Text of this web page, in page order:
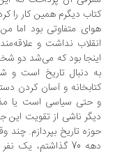
دیگرم همین کار را کرد.
متفاوتی بود اما من به
نداشت و علاقه‌مندی‌اش
بود که می‌شد دو
دنبال تاریخ است و
و آسان کردن
سیاسی است یا مذهبی
ناشی از تقویت این جنبه
تاریخ بپردازم. چند وقت
دهه 70 گذاشتم، یک نفر